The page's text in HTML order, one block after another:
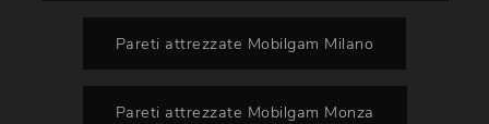
Pareti attrezzate Mobilgam Milano
Pareti attrezzate Mobilgam Monza